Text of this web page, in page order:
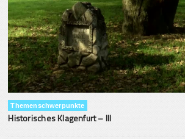
Themenschwerpunkte
Historisches Klagenfurt – III